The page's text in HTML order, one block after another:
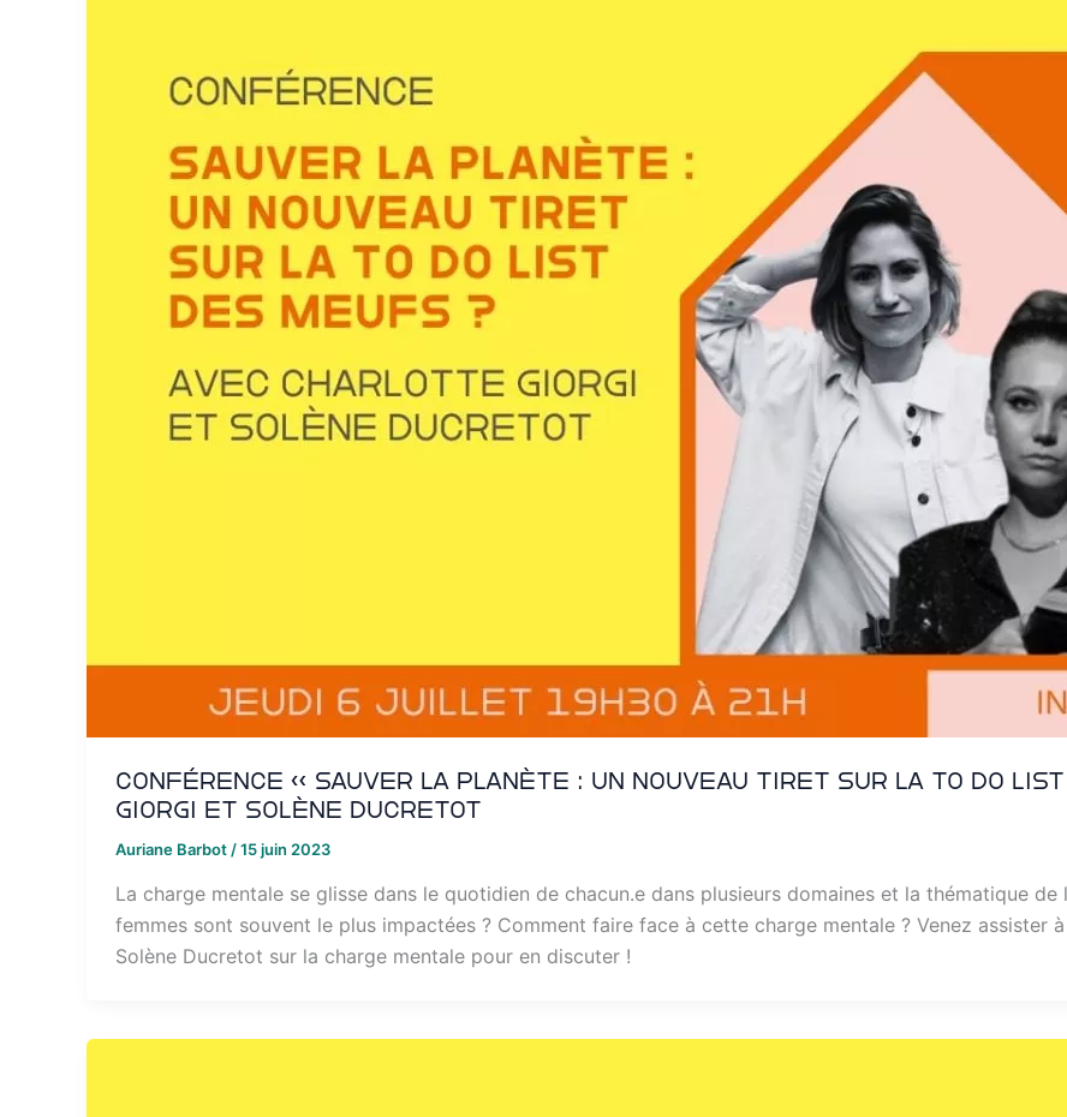
Conférence « Sauver la planète : un nouveau tiret sur la to do
Giorgi et Solène Ducretot
Auriane Barbot /15 juin 2023
La charge mentale se glisse dans le quotidien de chacun.e dans plusieurs domaines et la thématique de
femmes sont souvent le plus impactées ? Comment faire face à cette charge mentale ? Venez assister
Solène Ducretot sur la charge mentale pour en discuter !